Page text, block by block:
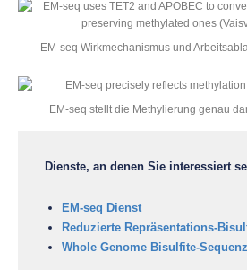
EM-seq Wirkmechanismus und
EM-seq stellt die Methylierung genau
Dienste, an denen Sie interessiert
EM-seq Dienst
Reduzierte Repräsentations-
Whole Genome Bisulfite-